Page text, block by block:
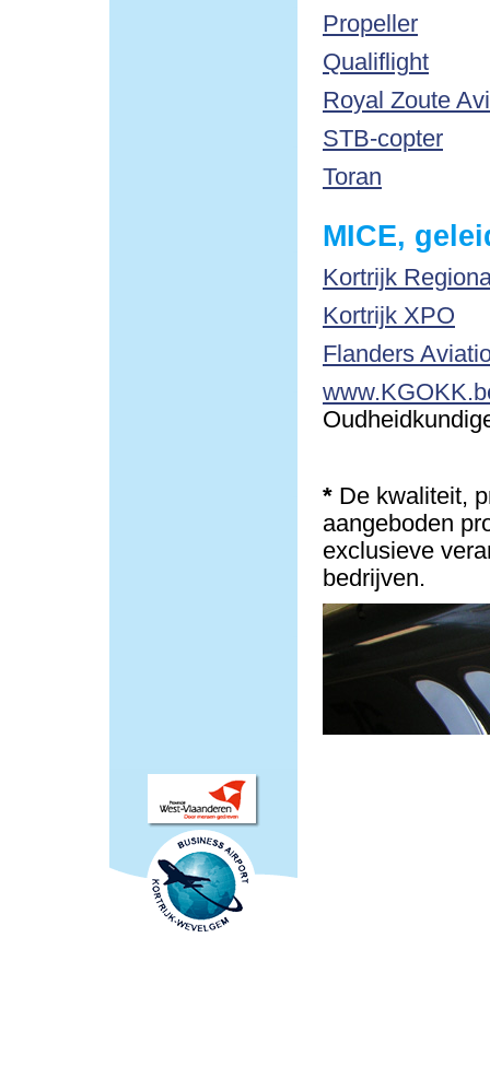
Propeller
Qualiflight
Royal Zoute
STB-copter
Toran
MICE,
Kortrijk
Kortrijk XPO
Flanders
* De kwaliteit,
aangeboden
exclusieve
bedrijven.